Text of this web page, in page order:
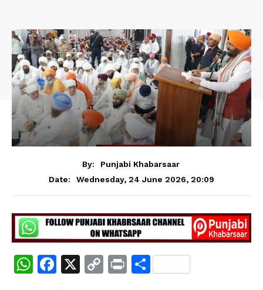
By:
Punjabi Khabarsaar
Date:
Wednesday, 24 June 2026, 20:09
W
F
X
C
Pr S